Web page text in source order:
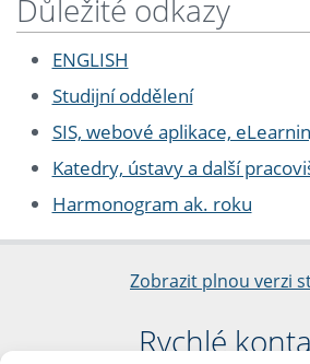
Důležité odkazy
ENGLISH
Studijní oddělení
SIS, webové aplikace,
Katedry, ústavy a další
Harmonogram ak. roku
Zobrazit plnou verzi
Rychlé